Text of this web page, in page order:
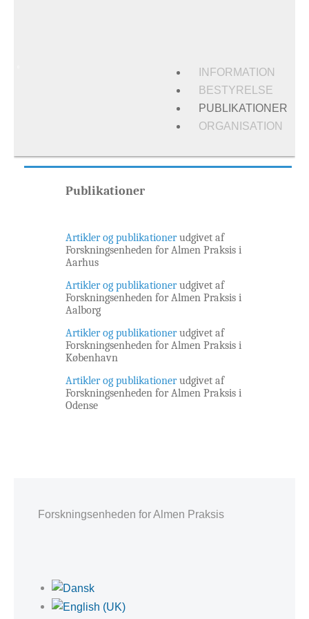
INFORMATION
BESTYRELSE
PUBLIKATIONER
ORGANISATION
Publikationer
Artikler og publikationerudgivet af
Forskningsenheden for Almen Praksis i
Aarhus
Artikler og publikationerudgivet af
Forskningsenheden for Almen Praksis i
Aalborg
Artikler og publikationerudgivet af
Forskningsenheden for Almen Praksis i
København
Artikler og publikationerudgivet af
Forskningsenheden for Almen Praksis i
Odense
Forskningsenheden for Almen Praksis